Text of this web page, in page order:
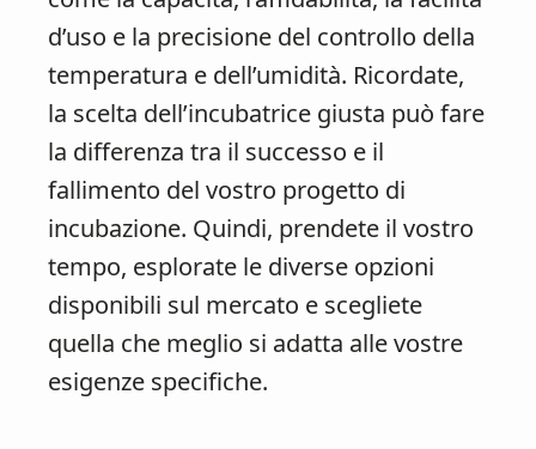
d’uso e la precisione del controllo della
temperatura e dell’umidità. Ricordate,
la scelta dell’incubatrice giusta può fare
la differenza tra il successo e il
fallimento del vostro progetto di
incubazione. Quindi, prendete il vostro
tempo, esplorate le diverse opzioni
disponibili sul mercato e scegliete
quella che meglio si adatta alle vostre
esigenze specifiche.